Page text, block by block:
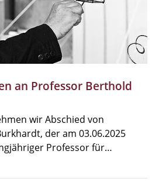
an Professor Berthold
wir Abschied von
der am 03.06.2025
Professor für…